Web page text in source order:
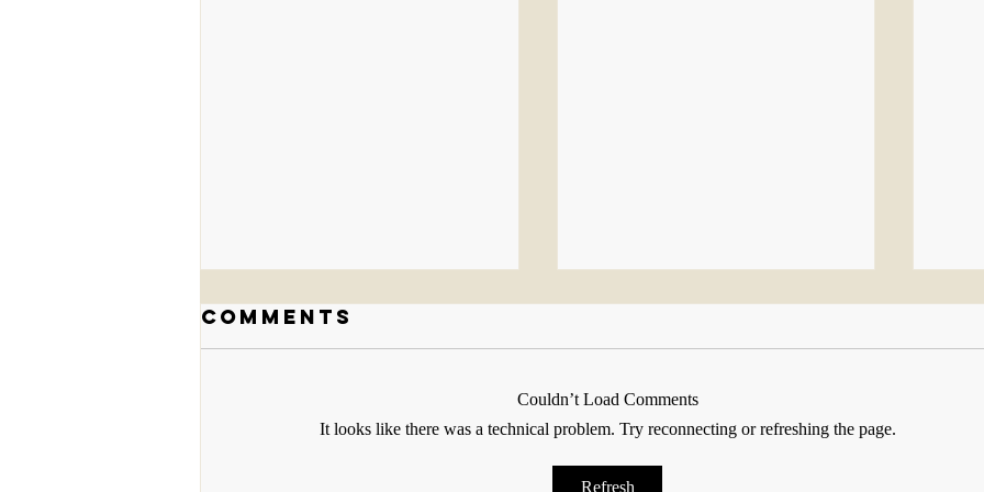
Comments
Couldn’t Load Comments
It looks like there was a technical problem. Try reconnecting or refreshing the page.
Refresh